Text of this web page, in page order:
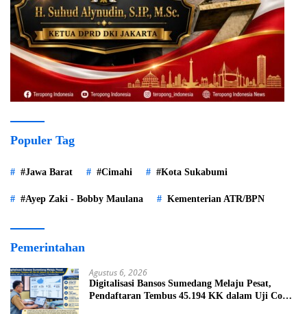
Populer Tag
#Jawa Barat #Cimahi #Kota Sukabumi
#Ayep Zaki - Bobby Maulana Kementerian ATR/BPN
Pemerintahan
Agustus 6, 2026
Digitalisasi Bansos Sumedang Melaju Pesat,
Pendaftaran Tembus 45.194 KK dalam Uji Coba